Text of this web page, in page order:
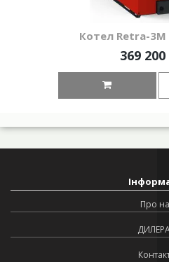
Котел Retra-3М
369
Про